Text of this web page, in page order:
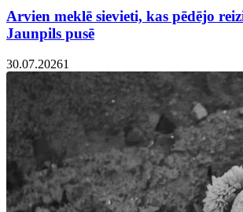
Arvien meklē sievieti, kas pēdējo
Jaunpils pusē
30.07.20261